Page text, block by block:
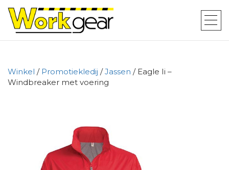
Winkel / Promotiekledij /Jassen / Eagle Ii –
Windbreaker met voering